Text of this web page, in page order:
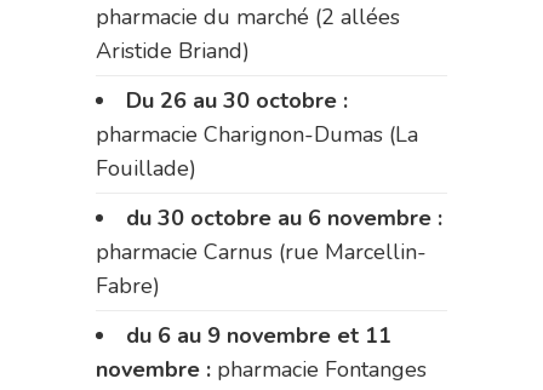
pharmacie du marché (2 allées
Aristide Briand)
Du 26 au 30 octobre :
pharmacie Charignon-Dumas (La
Fouillade)
du 30 octobre au 6 novembre :
pharmacie Carnus (rue Marcellin-
Fabre)
du 6 au 9 novembre et 11
novembre : pharmacie Fontanges